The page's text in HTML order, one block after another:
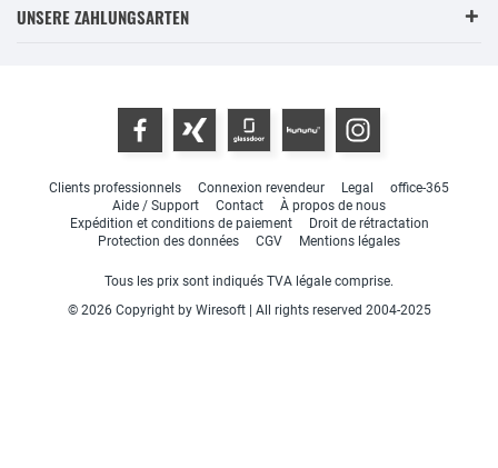
UNSERE ZAHLUNGSARTEN
Clients professionnels Connexion revendeur Legal
office-365
Aide / Support
Contact
À propos de nous
Expédition et conditions de paiement
Droit de rétractation
Protection des données
CGV Mentions légales
Tous les prix sont indiqués TVA légale comprise.
© 2026 Copyright by Wiresoft | All rights reserved 2004-2025